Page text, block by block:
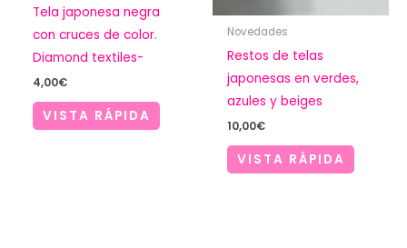
Tela japonesa negra
con cruces de color.
Diamond textiles-
4,00€
VISTA RÁPIDA
Novedades
Restos de telas
japonesas en verdes,
azules y beiges
10,00€
VISTA RÁPIDA